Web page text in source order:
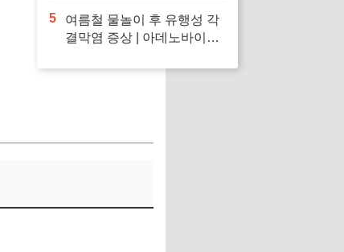
급처치 수칙
5
여름철 물놀이 후 유행성 각
결막염 증상 | 아데노바이러
눈 충혈 응급처치 수칙